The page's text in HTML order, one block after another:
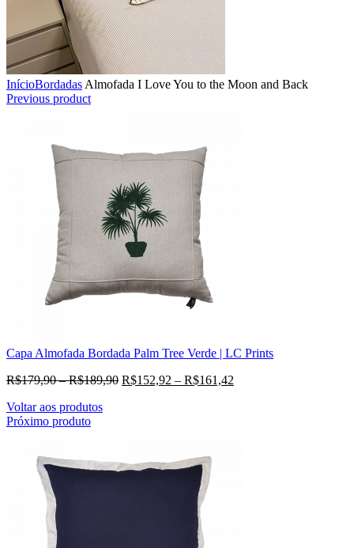
InícioBordadas Almofada I Love You to the Moon and Back
Previous product
Capa Almofada Bordada Palm Tree Verde | LC Prints
R$179,90–R$189,90 R$152,92 – R$161,42
Voltar aos produtos
Próximo produto